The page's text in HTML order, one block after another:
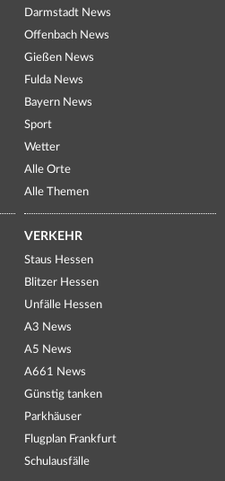
Darmstadt News
Offenbach News
Gießen News
Fulda News
Bayern News
Sport
Wetter
Alle Orte
Alle Themen
VERKEHR
Staus Hessen
Blitzer Hessen
Unfälle Hessen
A3 News
A5 News
A661 News
Günstig tanken
Parkhäuser
Flugplan Frankfurt
Schulausfälle